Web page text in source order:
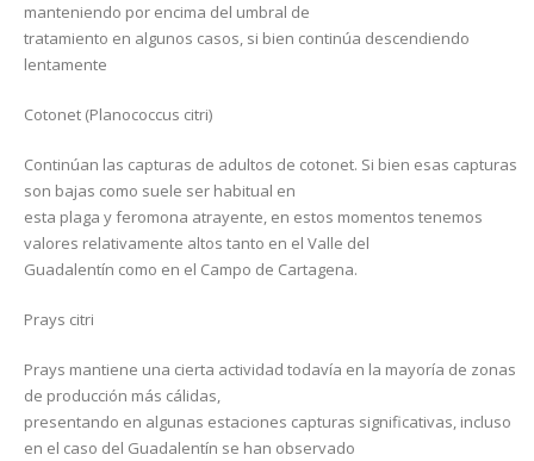
manteniendo por encima del umbral de
tratamiento en algunos casos, si bien continúa descendiendo
lentamente
Cotonet (Planococcus citri)
Continúan las capturas de adultos de cotonet. Si bien esas capturas
son bajas como suele ser habitual en
esta plaga y feromona atrayente, en estos momentos tenemos
valores relativamente altos tanto en el Valle del
Guadalentín como en el Campo de Cartagena.
Prays citri
Prays mantiene una cierta actividad todavía en la mayoría de zonas
de producción más cálidas,
presentando en algunas estaciones capturas significativas, incluso
en el caso del Guadalentín se han observado